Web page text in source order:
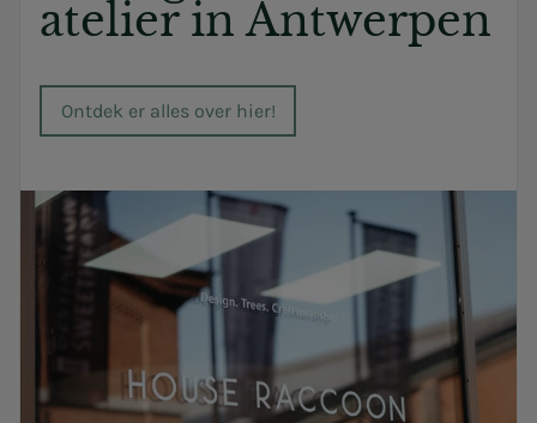
atelier in Antwerpen
Ontdek er alles over hier!